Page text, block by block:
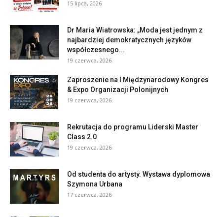
15 lipca, 2026
Dr Maria Wiatrowska: „Moda jest jednym z
najbardziej demokratycznych języków
współczesnego...
19 czerwca, 2026
Zaproszenie na I Międzynarodowy Kongres
& Expo Organizacji Polonijnych
19 czerwca, 2026
Rekrutacja do programu Liderski Master
Class 2.0
19 czerwca, 2026
Od studenta do artysty. Wystawa dyplomowa
Szymona Urbana
17 czerwca, 2026